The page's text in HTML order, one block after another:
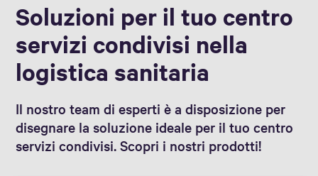
Soluzioni per il tuo centro
servizi condivisi nella
logistica sanitaria
Il nostro team di esperti è a disposizione per
disegnare la soluzione ideale per il tuo centro
servizi condivisi. Scopri i nostri prodotti!